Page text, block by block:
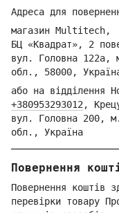
Адреса для
магазин Multitech,
БЦ «Квадрат», 2
вул. Головна 122а,
обл., 58000,
або на відділення
+380953293012,
вул. Головна 200,
обл., Україна
Повернення
Повернення коштів
перевірки товару